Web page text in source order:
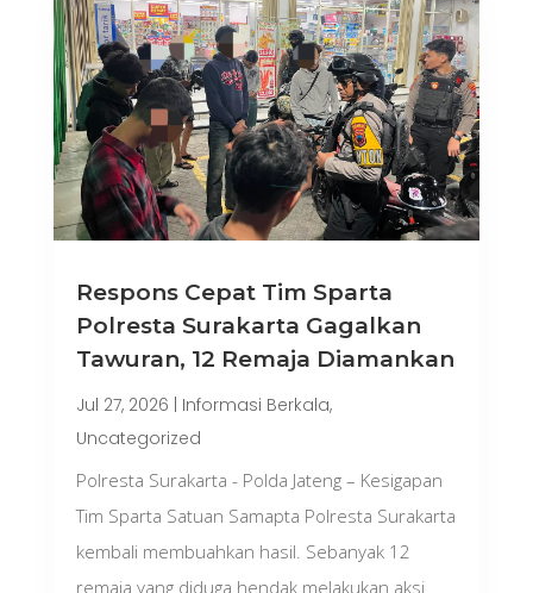
Respons Cepat Tim Sparta
Polresta Surakarta Gagalkan
Tawuran, 12 Remaja Diamankan
Jul 27, 2026 | Informasi Berkala,
Uncategorized
Polresta Surakarta - Polda Jateng – Kesigapan
Tim Sparta Satuan Samapta Polresta Surakarta
kembali membuahkan hasil. Sebanyak 12
remaja yang diduga hendak melakukan aksi